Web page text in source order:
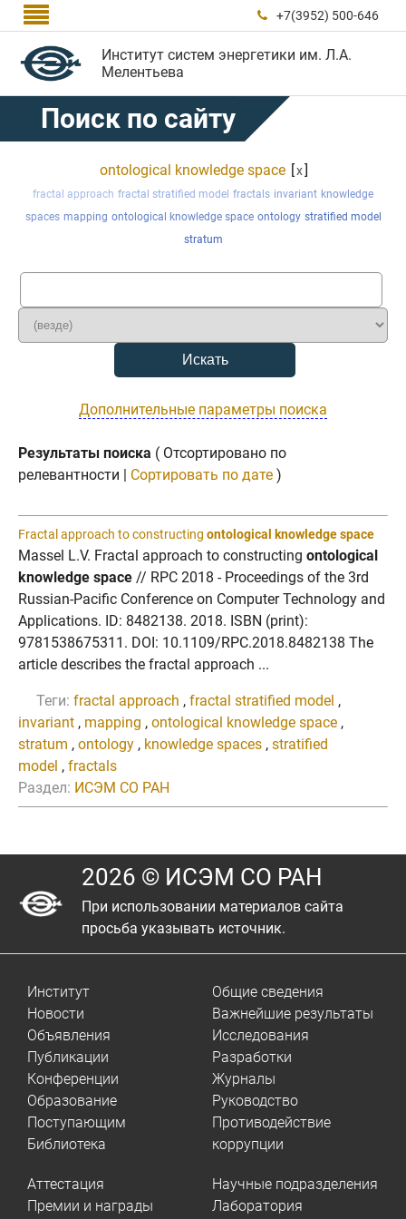
  +7(3952) 500-646
Институт систем энергетики им. Л.А.
Мелентьева
Поиск по сайту
ontological knowledge space [x]
fractal approach fractal stratified model fractals invariant knowledge
spaces mapping ontological knowledge space ontology stratified model
stratum
Дополнительные параметры поиска
Результаты поиска ( Отсортировано по
релевантности | Сортировать по дате )
Fractal approach to constructing ontological knowledge space
Massel L.V. Fractal approach to constructing ontological
knowledge space // RPC 2018 - Proceedings of the 3rd
Russian-Pacific Conference on Computer Technology and
Applications. ID: 8482138. 2018. ISBN (print):
9781538675311. DOI: 10.1109/RPC.2018.8482138 The
article describes the fractal approach ...
Теги: fractal approach , fractal stratified model ,
invariant , mapping , ontological knowledge space ,
stratum , ontology , knowledge spaces , stratified
model , fractals
Раздел: ИСЭМ СО РАН
2026 © ИСЭМ СО РАН
При использовании материалов сайта
просьба указывать источник.
Институт
Новости
Объявления
Публикации
Конференции
Образование
Поступающим
Библиотека
Общие сведения
Важнейшие результаты
Исследования
Разработки
Журналы
Руководство
Противодействие
коррупции
Аттестация
Премии и награды
Научные подразделения
Лаборатория